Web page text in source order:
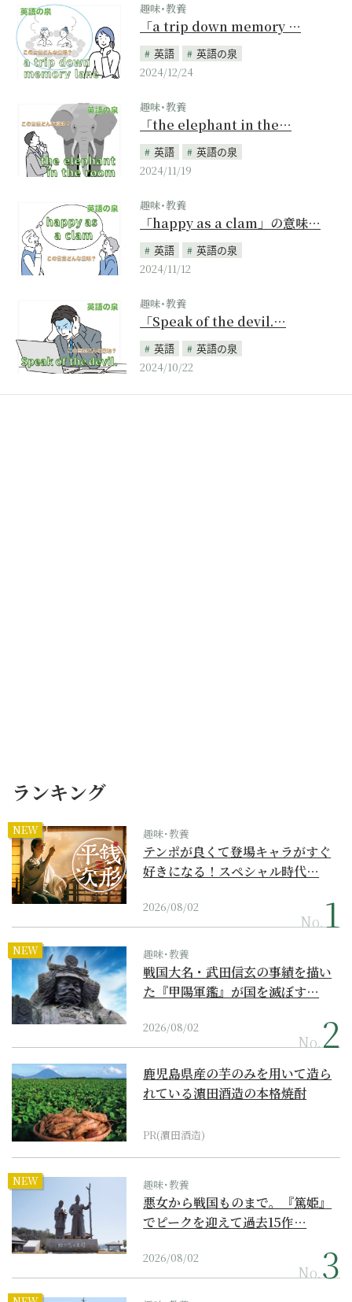
趣味･教養
「a trip down memory …
英語
英語の泉
2024/12/24
趣味･教養
「the elephant in the…
英語
英語の泉
2024/11/19
趣味･教養
「happy as a clam」の意味…
英語
英語の泉
2024/11/12
趣味･教養
「Speak of the devil.…
英語
英語の泉
2024/10/22
ランキング
NEW 趣味･教養
テンポが良くて登場キャラがすぐ
好きになる！スペシャル時代…
2026/08/02
No.
NEW 趣味･教養
戦国大名・武田信玄の事績を描い
た『甲陽軍鑑』が国を滅ぼす…
2026/08/02
No.
鹿児島県産の芋のみを用いて造ら
れている濵田酒造の本格焼酎
PR(濵田酒造)
NEW 趣味･教養
悪女から戦国ものまで。『篤姫』
でピークを迎えて過去15作…
2026/08/02
No.